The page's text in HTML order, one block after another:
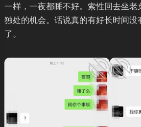
一样，一夜都睡不好。索性回去坐老
独处的机会。话说真的有好长时间没
了。